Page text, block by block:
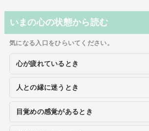
いまの心の状態から読む
気になる入口をひらいてください。
心が疲れているとき
人との縁に迷うとき
目覚めの感覚があるとき